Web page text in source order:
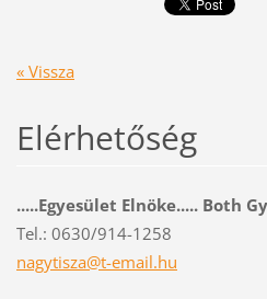
« Vissza
Elérhetőség
.....Egyesület Elnöke..... Both
Tel.: 0630/914-1258
nagytisza@t-email.hu